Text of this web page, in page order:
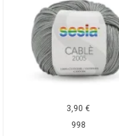
3,90€
998